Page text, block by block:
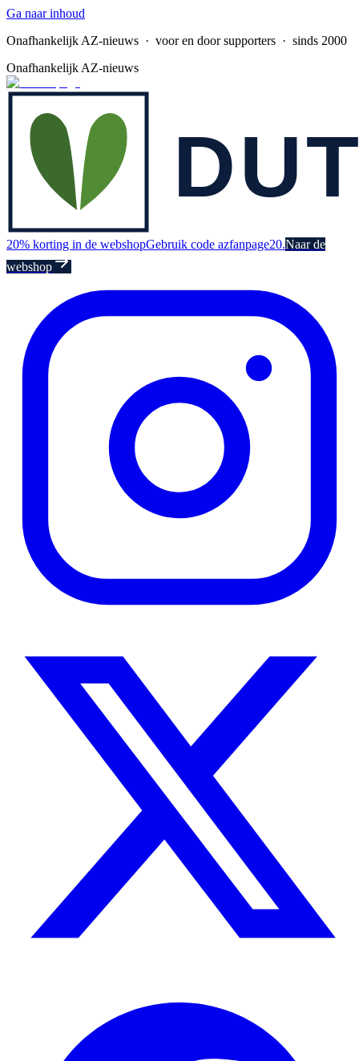
Ga naar inhoud
Onafhankelijk AZ-nieuws · voor en door supporters · sinds 2000
Onafhankelijk AZ-nieuws
20% korting in de webshopGebruik code azfanpage20.Naar de
webshop